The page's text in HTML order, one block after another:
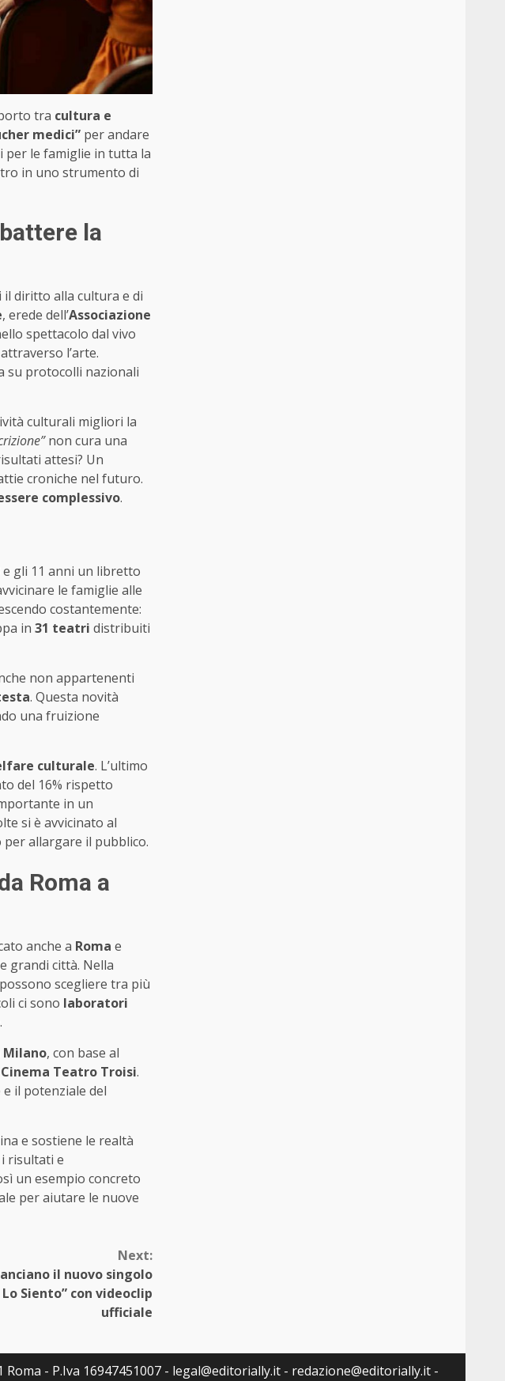
tra cultura e
medici” per andare
per le famiglie in tutta la
in uno strumento di
la
diritto alla cultura e di
, erede dell’Associazione
spettacolo dal vivo
l’arte.
su protocolli nazionali
culturali migliori la
non cura una
attesi? Un
croniche nel futuro.
complessivo.
gli 11 anni un libretto
le famiglie alle
costantemente:
in 31 teatri distribuiti
non appartenenti
. Questa novità
una fruizione
culturale. L’ultimo
del 16% rispetto
in un
si è avvicinato al
allargare il pubblico.
Roma a
anche a Roma e
grandi città. Nella
scegliere tra più
ci sono laboratori
Milano, con base al
Cinema Teatro Troisi.
il potenziale del
e sostiene le realtà
risultati e
un esempio concreto
per aiutare le nuove
Next:
il nuovo singolo
Siento” con videoclip
ufficiale
- P.Iva 16947451007 - legal@editorially.it - redazione@editorially.it -